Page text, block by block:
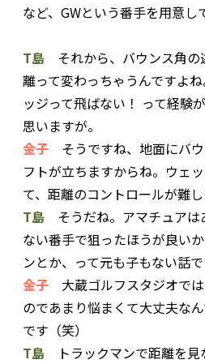
など、GWという番手を用意し
T島 それから、バウンス角の
離って変わっちゃうんですよ
ッジって飛ばない！ って経験
思いますが。
金子 そうですね、地面にバ
フトが立ちますからね。ウェ
て、距離のコントロールが難し
T島 そうだね。アマチュアは
ない番手で狙ったほうが良い
ンとか、って元も子もない話で
金子 大蔵ゴルフスタジオで
のであまり悩まくて大丈夫な
です（笑）
T島 トラックマンで距離を見